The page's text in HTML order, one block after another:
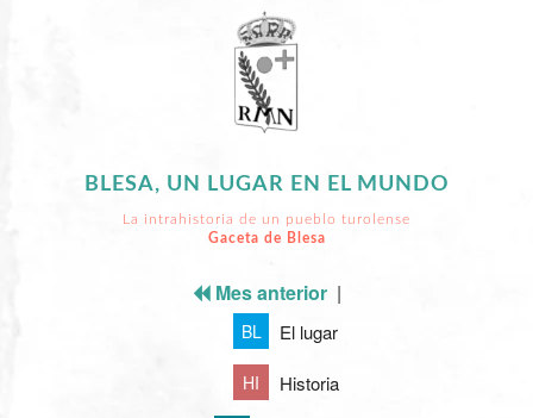
BLESA, UN LUGAR EN EL MUNDO
La intrahistoria de un pueblo turolense
Gaceta de Blesa
Mes anterior|
BL El lugar
HI Historia